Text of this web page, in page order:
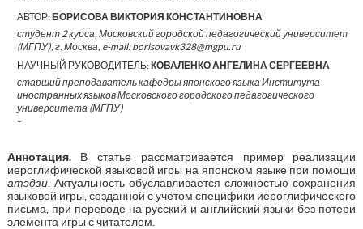
АВТОР:БОРИСОВА ВИКТОРИЯ КОНСТАНТИНОВНА
студент 2 курса, Московский городской педагогический университет
(МГПУ), г. Москва, e-mail: borisovavk328@mgpu.ru
НАУЧНЫЙ РУКОВОДИТЕЛЬ:КОВАЛЕНКО АНГЕЛИНА СЕРГЕЕВНА
старший преподаватель кафедры японского языка Института
иностранных языков Московского городского педагогического
университета (МГПУ)
-
Аннотация.В статье рассматривается пример реализации
иероглифической языковой игры на японском языке при помощи
атэдзи. Актуальность обуславливается сложностью сохранения
языковой игры, созданной с учётом специфики иероглифического
письма, при переводе на русский и английский языки без потери
элемента игры с читателем.